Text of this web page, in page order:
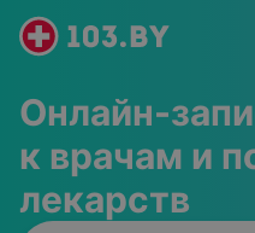
Онлайн-
к врачам и
лекарств
мастера